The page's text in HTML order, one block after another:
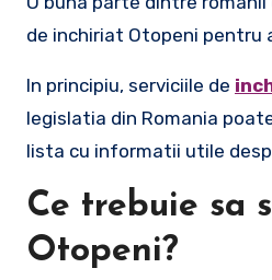
de inchiriat Otopeni pentru
In principiu, serviciile de
legislatia din Romania
lista cu informatii utile
Ce trebuie sa
Otopeni?